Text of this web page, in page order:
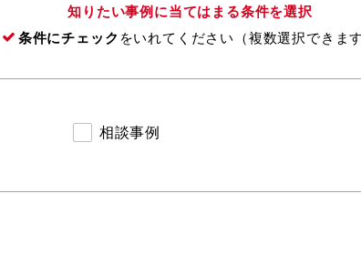
知りたい事例に当てはまる条件を選択
条件にチェック をいれてください（複数選択できま
相談事例